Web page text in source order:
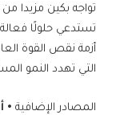
تواجه بكين مزيدا من
تستدعي حلولًا
أزمة نقص القوة
التي تهدد النمو
المصادر الإضافية •